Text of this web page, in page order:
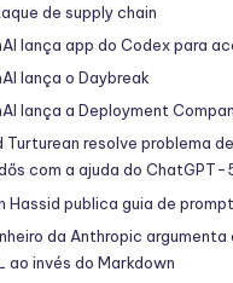
de supply chain
lança app do Codex para
lança o Daybreak
lança a Deployment
Turturean resolve problema
com a ajuda do
Hassid publica guia de
da Anthropic argumenta
ao invés do Markdown